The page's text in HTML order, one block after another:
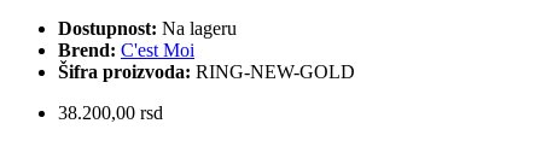
Dostupnost: Na lageru
Brend: C'est Moi
Šifra proizvoda: RING-NEW-GOLD
38.200,00 rsd